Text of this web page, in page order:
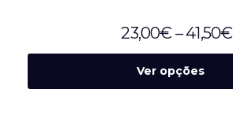
23,00€ –41,50€
Ver opções